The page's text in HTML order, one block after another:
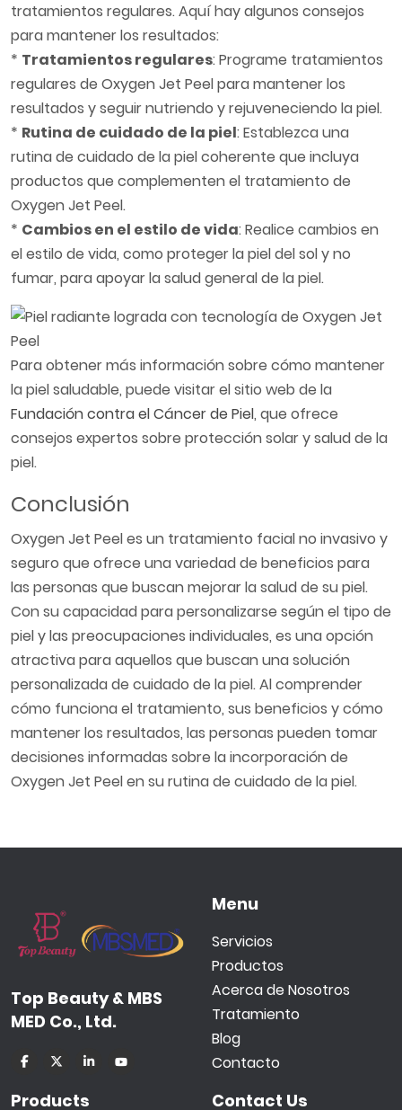
tratamientos regulares. Aquí hay algunos consejos
para mantener los resultados:
* Tratamientos regulares: Programe tratamientos
regulares de Oxygen Jet Peel para mantener los
resultados y seguir nutriendo y rejuveneciendo la piel.
* Rutina de cuidado de la piel: Establezca una
rutina de cuidado de la piel coherente que incluya
productos que complementen el tratamiento de
Oxygen Jet Peel.
* Cambios en el estilo de vida: Realice cambios en
el estilo de vida, como proteger la piel del sol y no
fumar, para apoyar la salud general de la piel.
Para obtener más información sobre cómo mantener
la piel saludable, puede visitar el sitio web de la
Fundación contra el Cáncer de Piel, que ofrece
consejos expertos sobre protección solar y salud de la
piel.
Conclusión
Oxygen Jet Peel es un tratamiento facial no invasivo y
seguro que ofrece una variedad de beneficios para
las personas que buscan mejorar la salud de su piel.
Con su capacidad para personalizarse según el tipo de
piel y las preocupaciones individuales, es una opción
atractiva para aquellos que buscan una solución
personalizada de cuidado de la piel. Al comprender
cómo funciona el tratamiento, sus beneficios y cómo
mantener los resultados, las personas pueden tomar
decisiones informadas sobre la incorporación de
Oxygen Jet Peel en su rutina de cuidado de la piel.
Top Beauty & MBS
MED Co., Ltd.
Menu
Servicios
Productos
Acerca de Nosotros
Tratamiento
Blog
Contacto
Products Contact Us